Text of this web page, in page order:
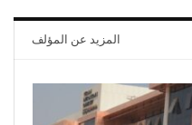
المزيد عن المؤلف